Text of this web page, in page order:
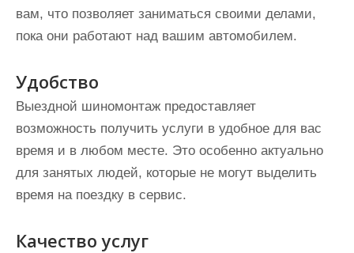
вам, что позволяет заниматься своими делами,
пока они работают над вашим автомобилем.
Удобство
Выездной шиномонтаж предоставляет
возможность получить услуги в удобное для вас
время и в любом месте. Это особенно актуально
для занятых людей, которые не могут выделить
время на поездку в сервис.
Качество услуг